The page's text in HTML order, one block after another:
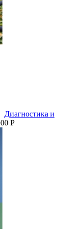
Диагностика и
P